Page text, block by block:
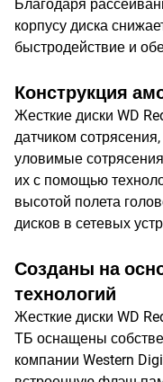
Благодаря
корпусу диска
быстродействие и
Конструкция
Жесткие диски WD
датчиком
уловимые
их с помощью
высотой полета
дисков в сетевых
Созданы на
технологий
Жесткие диски WD
ТБ оснащены
компании Western